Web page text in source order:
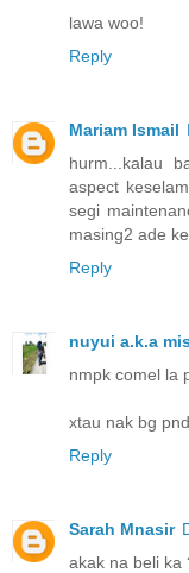
lawa woo!
Reply
Mariam Ismail
hurm...kalau
aspect
segi
masing2 ade
Reply
nuyui a.k.a
nmpk comel la
xtau nak bg
Reply
Sarah Mnasir
akak na beli ka